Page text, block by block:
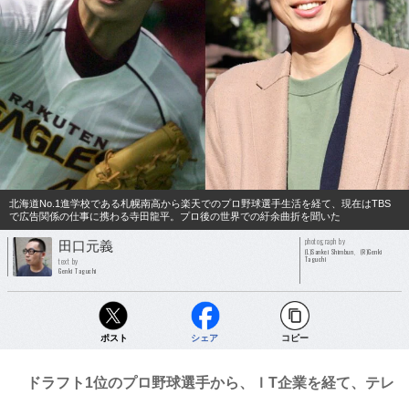
北海道No.1進学校である札幌南高から楽天でのプロ野球選手生活を経て、現在はTBS
で広告関係の仕事に携わる寺田龍平。プロ後の世界での紆余曲折を聞いた
田口元義
text by
Genki Taguchi
photograph by
(L)Sankei Shimbun、(R)Genki
Taguchi
ポスト シェア コピー
ドラフト1位のプロ野球選手から、ＩT企業を経て、テレ